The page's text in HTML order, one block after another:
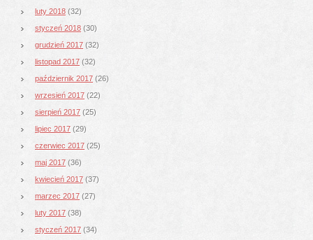
luty 2018 (32)
styczeń 2018 (30)
grudzień 2017 (32)
listopad 2017 (32)
październik 2017 (26)
wrzesień 2017 (22)
sierpień 2017 (25)
lipiec 2017 (29)
czerwiec 2017 (25)
maj 2017 (36)
kwiecień 2017 (37)
marzec 2017 (27)
luty 2017 (38)
styczeń 2017 (34)